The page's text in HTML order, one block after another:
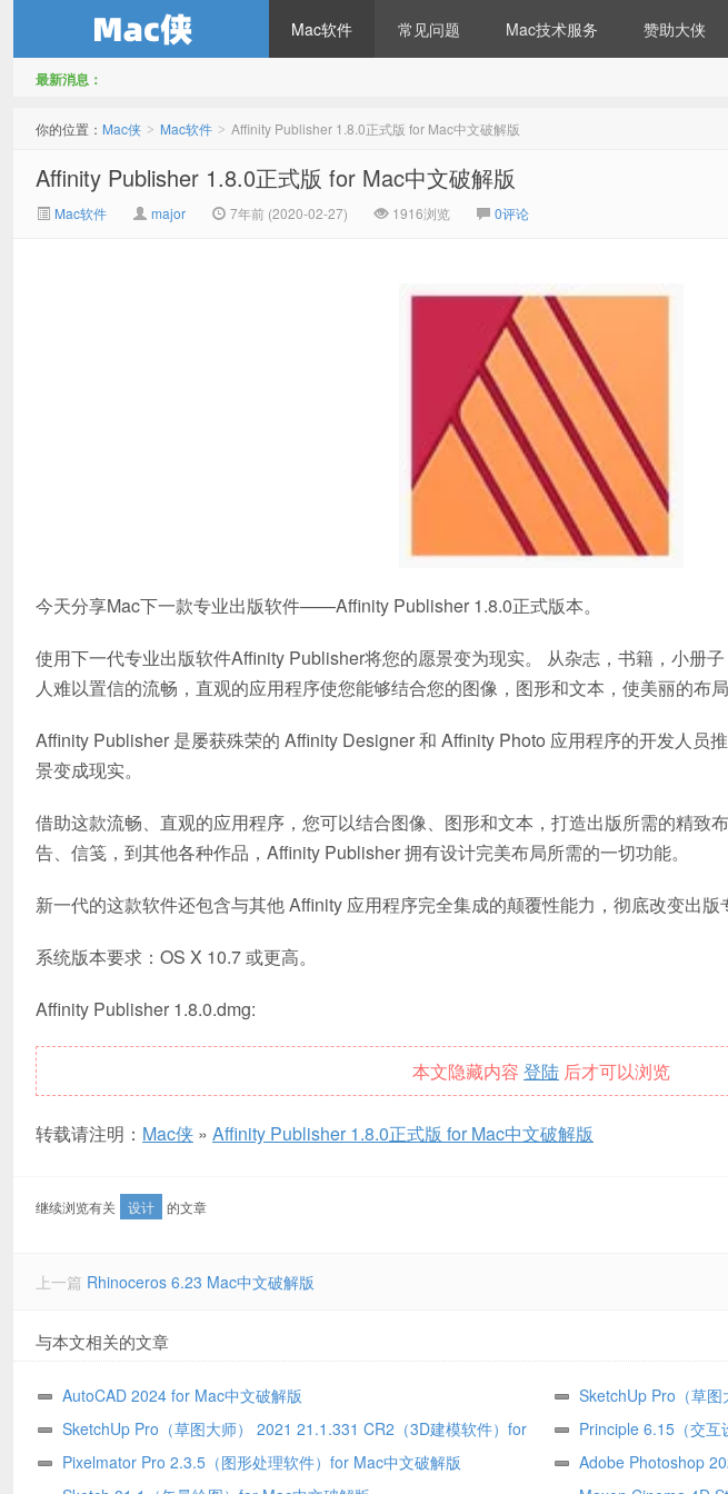
Mac软件 常见问题 Mac技术服务 赞助大侠
最新消息：
你的位置： Mac侠 > Mac软件 > Affinity Publisher 1.8.0正式版 for Mac中文破解版
Affinity Publisher 1.8.0正式版 for Mac中文破解版
Mac软件 major 7年前 (2020-02-27) 1916浏览 0评论
今天分享Mac下一款专业出版软件——Affinity Publisher 1.8.0正式版本。
使用下一代专业出版软件Affinity Publisher将您的愿景变为现实。 从杂志，书籍，小册
人难以置信的流畅，直观的应用程序使您能够结合您的图像，图形和文本，使美丽的布局
Affinity Publisher 是屡获殊荣的 Affinity Designer 和 Affinity Photo 应用程序的开发人员
景变成现实。
借助这款流畅、直观的应用程序，您可以结合图像、图形和文本，打造出版所需的精致
告、信笺，到其他各种作品，Affinity Publisher 拥有设计完美布局所需的一切功能。
新一代的这款软件还包含与其他 Affinity 应用程序完全集成的颠覆性能力，彻底改变出版
系统版本要求：OS X 10.7 或更高。
Affinity Publisher 1.8.0.dmg:
本文隐藏内容 登陆 后才可以浏览
转载请注明： Mac侠 » Affinity Publisher 1.8.0正式版 for Mac中文破解版
继续浏览有关 设计 的文章
上一篇 Rhinoceros 6.23 Mac中文破解版
与本文相关的文章
AutoCAD 2024 for Mac中文破解版
SketchUp Pro（草
文破解版
SketchUp Pro（草图大师） 2021 21.1.331 CR2（3D建模软件）for
Mac中文破解版
Principle 6.15（交
Pixelmator Pro 2.3.5（图形处理软件）for Mac中文破解版
Adobe Photoshop